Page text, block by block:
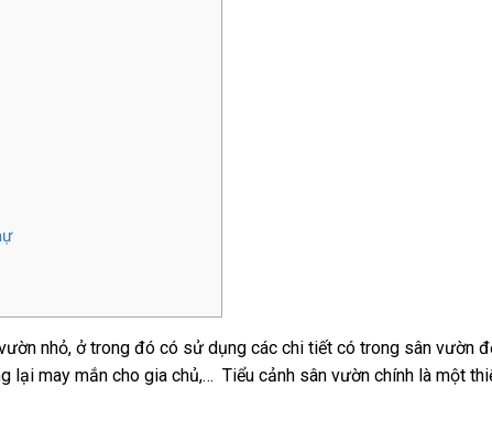
nhỏ, ở trong đó có sử dụng các chi tiết có trong sân vườn
lại may mắn cho gia chủ,… Tiểu cảnh sân vườn chính là một